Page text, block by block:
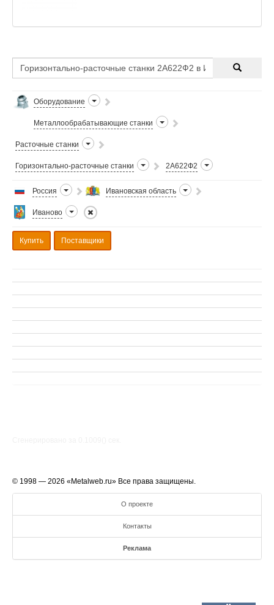
Оборудование
Металлообрабатывающие станки
Расточные станки
Горизонтально-расточные станки 2А622Ф2
Россия Ивановская область
Иваново
Купить Поставщики
© 1998 — 2026 «Metalweb.ru» Все права защищены.
О проекте
Контакты
Реклама